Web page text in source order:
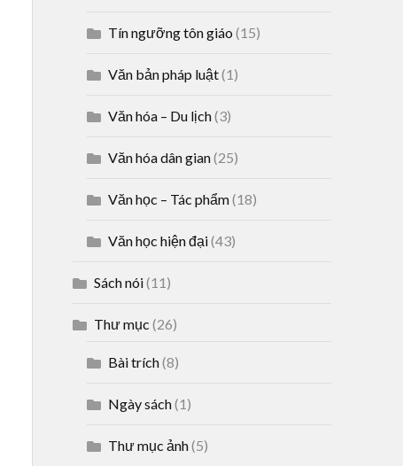
Tín ngưỡng tôn giáo (15)
Văn bản pháp luật(1)
Văn hóa – Du lịch(3)
Văn hóa dân gian(25)
Văn học – Tác phẩm(18)
Văn học hiện đại(43)
Sách nói(11)
Thư mục (26)
Bài trích(8)
Ngày sách(1)
Thư mục ảnh(5)